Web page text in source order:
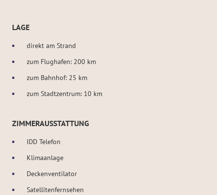
LAGE
direkt am Strand
zum Flughafen: 200 km
zum Bahnhof: 25 km
zum Stadtzentrum: 10 km
ZIMMERAUSSTATTUNG
IDD Telefon
Klimaanlage
Deckenventilator
Satellitenfernsehen